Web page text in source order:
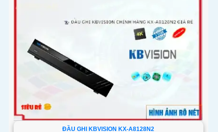
ĐẦU GHI KBVISION KX-A8128N2